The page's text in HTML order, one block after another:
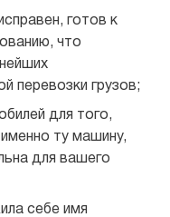
готов к
что
перевозки грузов;
для того,
ту машину,
для вашего
себе имя